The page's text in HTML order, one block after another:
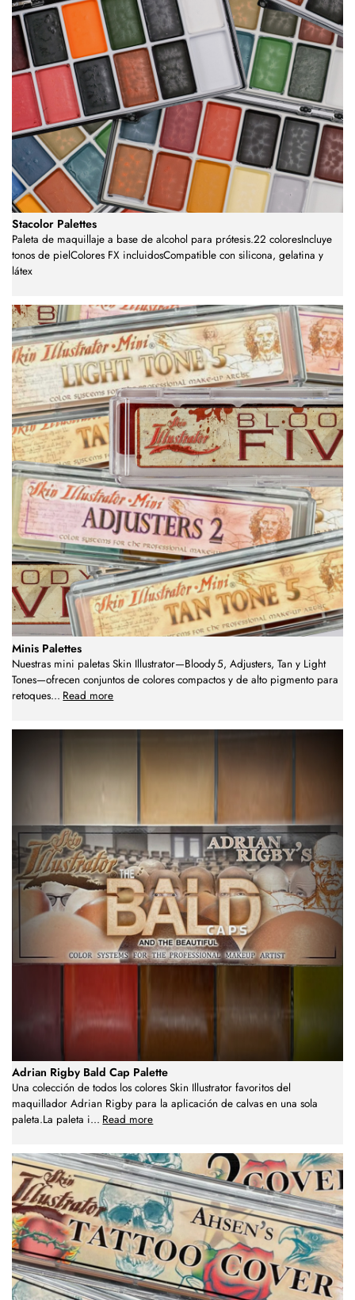
Stacolor Palettes
Paleta de maquillaje a base de alcohol para prótesis.22 coloresIncluye
tonos de pielColores FX incluidosCompatible con silicona, gelatina y
látex
Minis Palettes
Nuestras mini paletas Skin Illustrator—Bloody 5, Adjusters, Tan y Light
Tones—ofrecen conjuntos de colores compactos y de alto pigmento para
retoques... Read more
Adrian Rigby Bald Cap Palette
Una colección de todos los colores Skin Illustrator favoritos del
maquillador Adrian Rigby para la aplicación de calvas en una sola
paleta.La paleta i... Read more